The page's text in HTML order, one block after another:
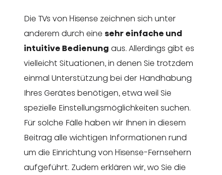
Die TVs von Hisense zeichnen sich unter
anderem durch eine sehr einfache und
intuitive Bedienung aus. Allerdings gibt es
vielleicht Situationen, in denen Sie trotzdem
einmal Unterstützung bei der Handhabung
Ihres Gerätes benötigen, etwa weil Sie
spezielle Einstellungsmöglichkeiten suchen.
Für solche Fälle haben wir Ihnen in diesem
Beitrag alle wichtigen Informationen rund
um die Einrichtung von Hisense-Fernsehern
aufgeführt. Zudem erklären wir, wo Sie die